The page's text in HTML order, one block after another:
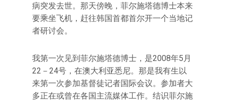
病突发去世。那天傍晚，菲尔施塔德博士本来
要乘坐飞机，赶往韩国首都首尔开一个当地记
者研讨会。
我第一次见到菲尔施塔德博士，是2008年5月
22－24号，在澳大利亚悉尼。那是我有生以
来第一次参加基督徒记者国际会议。参加者大
多正在或曾在各国主流媒体工作。结识菲尔施